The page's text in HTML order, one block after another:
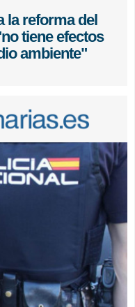
la reforma del
tiene efectos
ambiente"